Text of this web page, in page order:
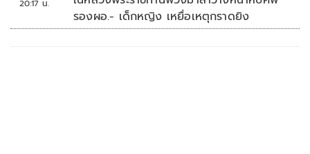
20:17 น.
รองผอ.- เด็กหญิง เหยื่อเหตุกราดยิง